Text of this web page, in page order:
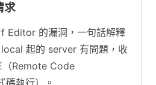
求
Editor 的漏洞，一句話解釋
起的 server 有問題，收
（Remote Code
碼執行）。